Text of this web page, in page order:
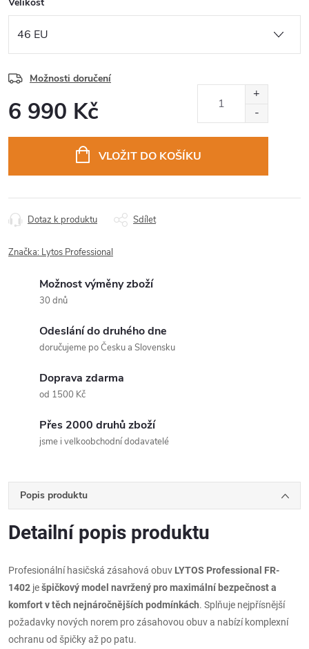
Možnosti doručení
6 990 Kč
VLOŽIT DO KOŠÍKU
Dotaz k produktu Sdílet
Značka: Lytos Professional
Možnost výměny zboží
30 dnů
Odeslání do druhého dne
doručujeme po Česku a Slovensku
Doprava zdarma
od 1500 Kč
Přes 2000 druhů zboží
jsme i velkoobchodní dodavatelé
Popis produktu
Detailní popis produktu
Profesionální hasičská zásahová obuv LYTOS Professional FR-
1402 ješpičkový model navržený pro maximální bezpečnost a
komfort v těch nejnáročnějších podmínkách. Splňuje nejpřísnější
požadavky nových norem pro zásahovou obuv a nabízí komplexní
ochranu od špičky až po patu.